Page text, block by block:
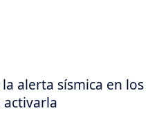
alerta sísmica en los
activarla